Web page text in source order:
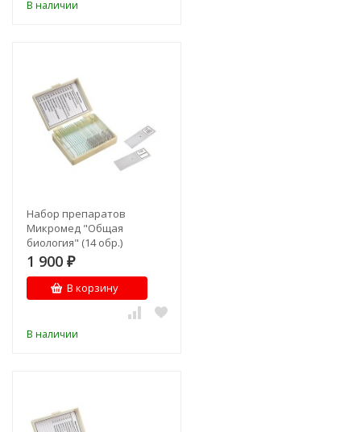
В наличии
Набор препаратов
Микромед "Общая
биология" (14 обр.)
1 900 ₽
В корзину
В наличии